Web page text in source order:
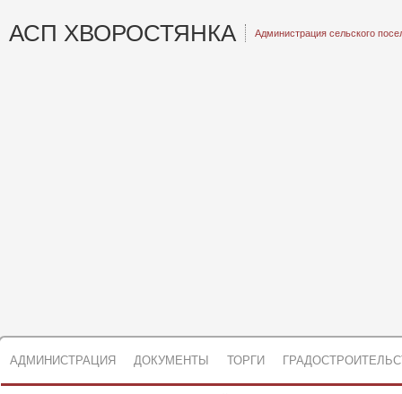
АСП ХВОРОСТЯНКА Администрация сельского
АДМИНИСТРАЦИЯ ДОКУМЕНТЫ ТОРГИ